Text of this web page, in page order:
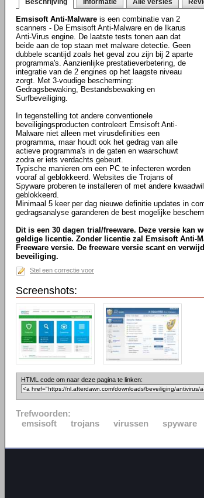
Beschrijving Informatie Alle versies
Emsisoft Anti-Malware is een combinatie van 2
scanners - De Emsisoft Anti-Malware en de Ikarus
Anti-Virus engine. De laatste tests tonen aan dat
beide aan de top staan met malware detectie. Geen
dubbele scantijd zoals het geval zou zijn bij 2 aparte
programma's. Aanzienlijke prestatieverbetering, de
integratie van de 2 engines op het laagste niveau
zorgt. Met 3-voudige bescherming:
Gedragsbewaking, Bestandsbewaking en
Surfbeveiliging.
In tegenstelling tot andere conventionele
beveiligingsproducten controleert Emsisoft Anti-
Malware niet alleen met virusdefinities een
programma, maar houdt ook het gedrag van alle
actieve programma's in de gaten en waarschuwt
zodra er iets verdachts gebeurt.
Typische manieren om een PC te infecteren worden
vooraf al geblokkeerd. Websites die Trojans of
Spyware proberen te installeren of met andere
geblokkeerd.
Minimaal 5 keer per dag nieuwe definitie updates in
gedragsanalyse garanderen de best mogelijke
Dit is een 30 dagen trial/freeware. Deze versie kan
geldige licentie. Zonder licentie zal Emsisoft Anti-
Freeware versie. De freeware versie scant en
beveiliging.
Stel een correctie voor
Screenshots:
HTML code om naar deze pagina te linken:
Trefwoorden:
emsisoft
trojans virussen spyware